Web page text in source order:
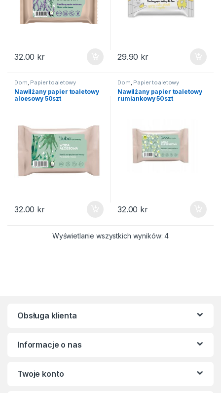
32.00 kr 29.90 kr
Dom, Papier toaletowy
Nawilżany papier toaletowy
aloesowy 50szt
32.00 kr
Dom, Papier toaletowy
Nawilżany papier toaletowy
rumiankowy 50szt
32.00 kr
Wyświetlanie wszystkich wyników: 4Posortowane
Obsługa klienta
Informacje o nas
Twoje konto